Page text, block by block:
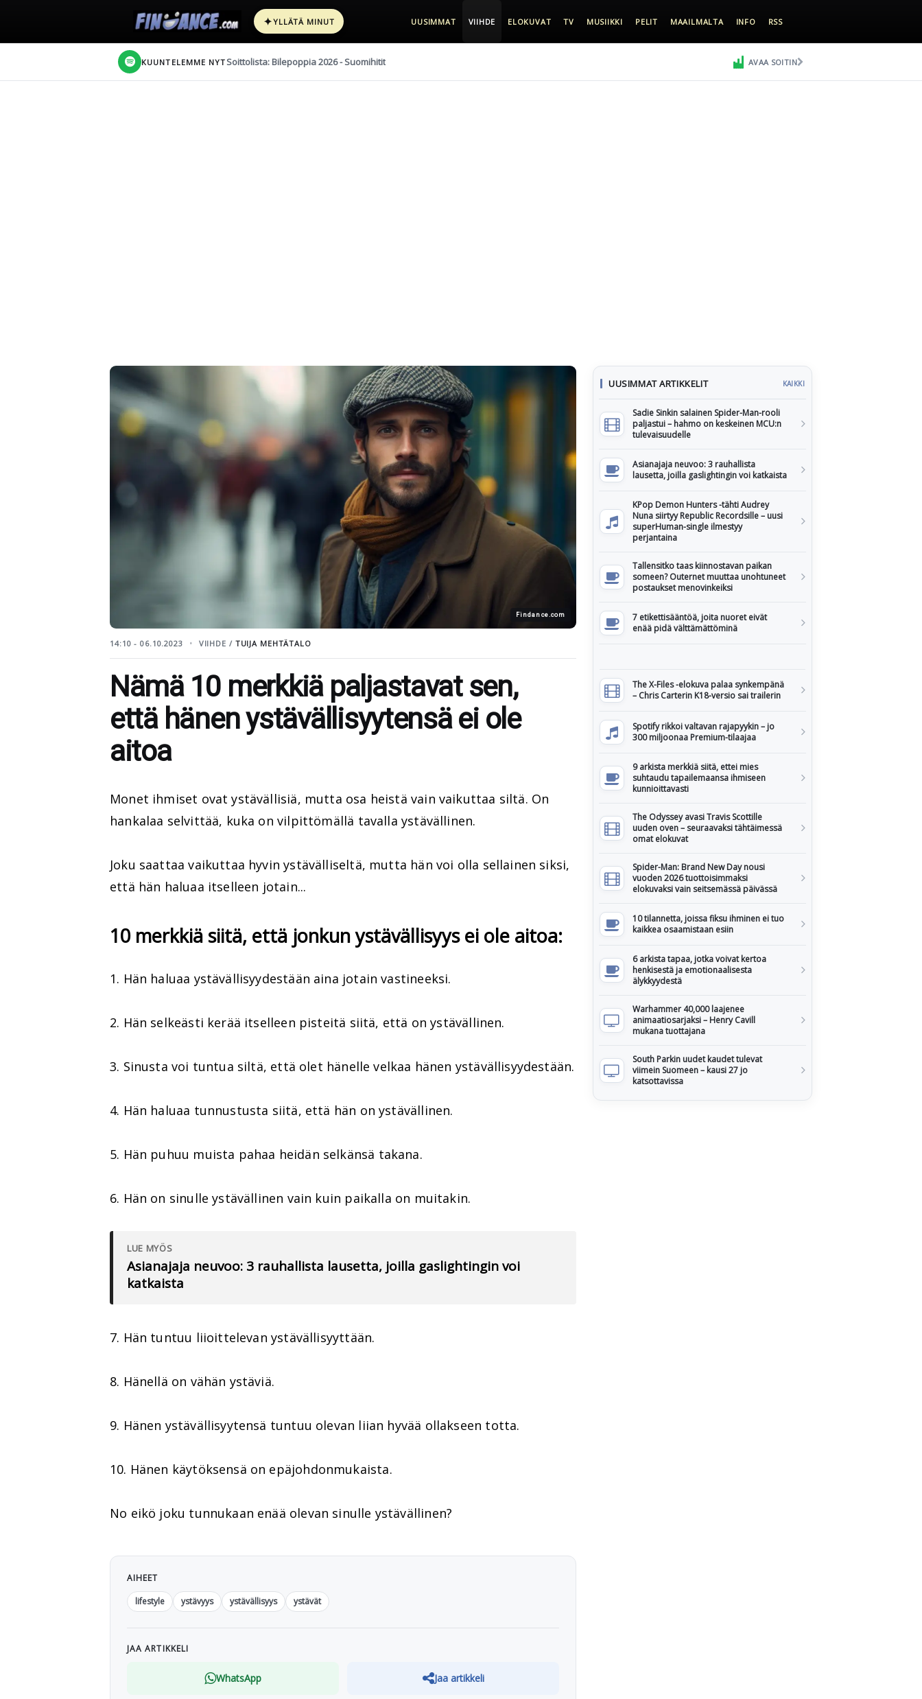
✦YLLÄTÄ MINUT UUSIMMAT VIIHDE ELOKUVAT TV MUSIIKKI PELIT MAAILMALTA INFO RSS
KUUNTELEMME NYT Soittolista: Bilepoppia 2026 - Suomihitit AVAA SOITIN
Findance.com
14:10 - 06.10.2023 VIIHDE / TUIJA MEHTÄTALO
Nämä 10 merkkiä paljastavat sen,
että hänen ystävällisyytensä ei ole
aitoa
Monet ihmiset ovat ystävällisiä, mutta osa heistä vain vaikuttaa siltä. On
hankalaa selvittää, kuka on vilpittömällä tavalla ystävällinen.
Joku saattaa vaikuttaa hyvin ystävälliseltä, mutta hän voi olla sellainen siksi,
että hän haluaa itselleen jotain...
10 merkkiä siitä, että jonkun ystävällisyys ei ole aitoa:
1. Hän haluaa ystävällisyydestään aina jotain vastineeksi.
2. Hän selkeästi kerää itselleen pisteitä siitä, että on ystävällinen.
3. Sinusta voi tuntua siltä, että olet hänelle velkaa hänen ystävällisyydestään.
4. Hän haluaa tunnustusta siitä, että hän on ystävällinen.
5. Hän puhuu muista pahaa heidän selkänsä takana.
6. Hän on sinulle ystävällinen vain kuin paikalla on muitakin.
LUE MYÖS
Asianajaja neuvoo: 3 rauhallista lausetta, joilla gaslightingin voi
katkaista
7. Hän tuntuu liioittelevan ystävällisyyttään.
8. Hänellä on vähän ystäviä.
9. Hänen ystävällisyytensä tuntuu olevan liian hyvää ollakseen totta.
10. Hänen käytöksensä on epäjohdonmukaista.
No eikö joku tunnukaan enää olevan sinulle ystävällinen?
AIHEET
lifestyle
ystävyys ystävällisyys ystävät
JAA ARTIKKELI
WhatsApp Jaa artikkeli
UUSIMMAT ARTIKKELIT KAIKKI
Sadie Sinkin salainen Spider-Man-rooli
paljastui – hahmo on keskeinen MCU:n
tulevaisuudelle
Asianajaja neuvoo: 3 rauhallista
lausetta, joilla gaslightingin voi katkaista
KPop Demon Hunters -tähti Audrey
Nuna siirtyy Republic Recordsille – uusi
superHuman-single ilmestyy
perjantaina
Tallensitko taas kiinnostavan paikan
someen? Outernet muuttaa unohtuneet
postaukset menovinkeiksi
7 etikettisääntöä, joita nuoret eivät
enää pidä välttämättöminä
The X-Files -elokuva palaa synkempänä
– Chris Carterin K18-versio sai trailerin
Spotify rikkoi valtavan rajapyykin – jo
300 miljoonaa Premium-tilaajaa
9 arkista merkkiä siitä, ettei mies
suhtaudu tapailemaansa ihmiseen
kunnioittavasti
The Odyssey avasi Travis Scottille
uuden oven – seuraavaksi tähtäimessä
omat elokuvat
Spider-Man: Brand New Day nousi
vuoden 2026 tuottoisimmaksi
elokuvaksi vain seitsemässä päivässä
10 tilannetta, joissa fiksu ihminen ei tuo
kaikkea osaamistaan esiin
6 arkista tapaa, jotka voivat kertoa
henkisestä ja emotionaalisesta
älykkyydestä
Warhammer 40,000 laajenee
animaatiosarjaksi – Henry Cavill
mukana tuottajana
South Parkin uudet kaudet tulevat
viimein Suomeen – kausi 27 jo
katsottavissa